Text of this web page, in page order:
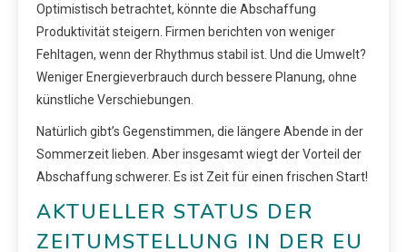
Optimistisch betrachtet, könnte die Abschaffung
Produktivität steigern. Firmen berichten von weniger
Fehltagen, wenn der Rhythmus stabil ist. Und die Umwelt?
Weniger Energieverbrauch durch bessere Planung, ohne
künstliche Verschiebungen.
Natürlich gibt’s Gegenstimmen, die längere Abende in der
Sommerzeit lieben. Aber insgesamt wiegt der Vorteil der
Abschaffung schwerer. Es ist Zeit für einen frischen Start!
AKTUELLER STATUS DER
ZEITUMSTELLUNG IN DER EU